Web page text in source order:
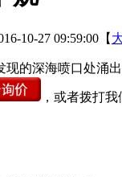
10-27 09:59:00【
的深海喷口处涌
，或者拨打